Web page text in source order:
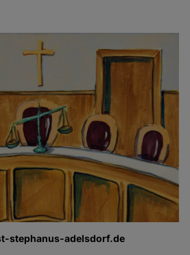
stephanus-adelsdorf.de